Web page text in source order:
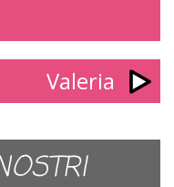
Valeria